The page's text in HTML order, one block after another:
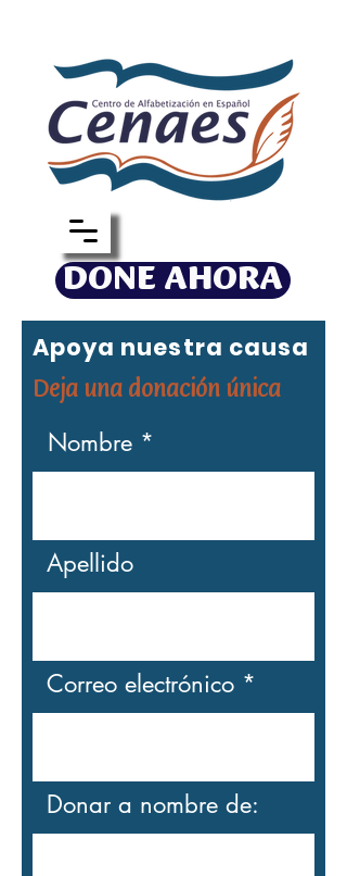
DONE AHORA
Apoya nuestra causa
Deja una donación única
Nombre
Apellido
Correo electrónico
Donar a nombre de: